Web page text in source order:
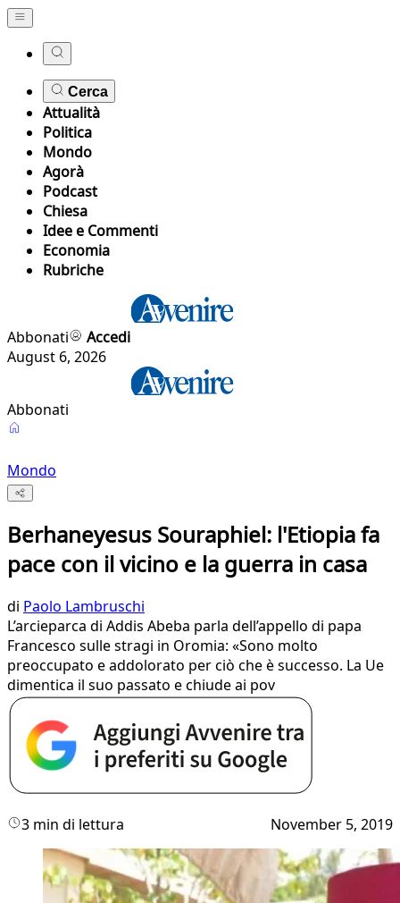
Cerca
Attualità
Politica
Mondo
Agorà
Podcast
Chiesa
Idee e Commenti
Economia
Rubriche
Abbonati
Accedi
August 6, 2026
Abbonati
Mondo
Berhaneyesus Souraphiel: l'Etiopia fa
pace con il vicino e la guerra in casa
di Paolo Lambruschi
L’arcieparca di Addis Abeba parla dell’appello di papa
Francesco sulle stragi in Oromia: «Sono molto
preoccupato e addolorato per ciò che è successo. La Ue
dimentica il suo passato e chiude ai pov
3 min di lettura November 5, 2019